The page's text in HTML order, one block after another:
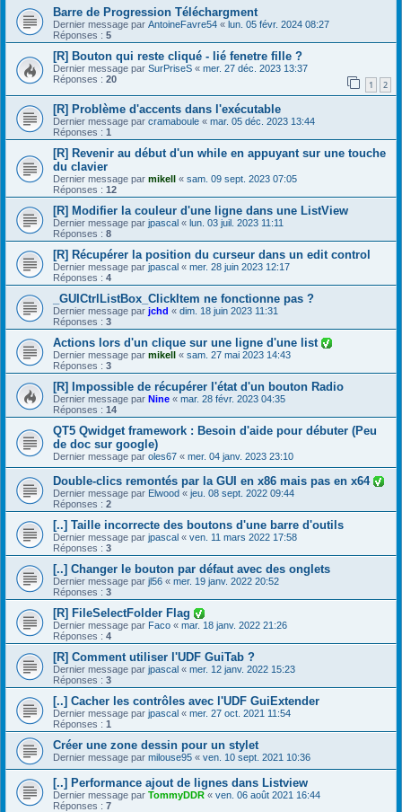
Barre de Progression Téléchargment
Dernier message par AntoineFavre54 « lun. 05 févr. 2024 08:27
Réponses : 5
[R] Bouton qui reste cliqué - lié fenetre fille ?
Dernier message par SurPriseS « mer. 27 déc. 2023 13:37
Réponses : 20 1 2
[R] Problème d'accents dans l'exécutable
Dernier message par cramaboule « mar. 05 déc. 2023 13:44
Réponses : 1
[R] Revenir au début d'un while en appuyant sur une touche
du clavier
Dernier message par mikell « sam. 09 sept. 2023 07:05
Réponses : 12
[R] Modifier la couleur d'une ligne dans une ListView
Dernier message par jpascal « lun. 03 juil. 2023 11:11
Réponses : 8
[R] Récupérer la position du curseur dans un edit control
Dernier message par jpascal « mer. 28 juin 2023 12:17
Réponses : 4
_GUICtrlListBox_ClickItem ne fonctionne pas ?
Dernier message par jchd « dim. 18 juin 2023 11:31
Réponses : 3
Actions lors d'un clique sur une ligne d'une list
Dernier message par mikell « sam. 27 mai 2023 14:43
Réponses : 3
[R] Impossible de récupérer l'état d'un bouton Radio
Dernier message par Nine « mar. 28 févr. 2023 04:35
Réponses : 14
QT5 Qwidget framework : Besoin d'aide pour débuter (Peu
de doc sur google)
Dernier message par oles67 « mer. 04 janv. 2023 23:10
Double-clics remontés par la GUI en x86 mais pas en x64
Dernier message par Elwood « jeu. 08 sept. 2022 09:44
Réponses : 2
[..] Taille incorrecte des boutons d'une barre d'outils
Dernier message par jpascal « ven. 11 mars 2022 17:58
Réponses : 3
[..] Changer le bouton par défaut avec des onglets
Dernier message par jl56 « mer. 19 janv. 2022 20:52
Réponses : 3
[R] FileSelectFolder Flag
Dernier message par Faco « mar. 18 janv. 2022 21:26
Réponses : 4
[R] Comment utiliser l'UDF GuiTab ?
Dernier message par jpascal « mer. 12 janv. 2022 15:23
Réponses : 3
[..] Cacher les contrôles avec l'UDF GuiExtender
Dernier message par jpascal « mer. 27 oct. 2021 11:54
Réponses : 1
Créer une zone dessin pour un stylet
Dernier message par milouse95 « ven. 10 sept. 2021 10:36
[..] Performance ajout de lignes dans Listview
Dernier message par TommyDDR « ven. 06 août 2021 16:44
Réponses : 7